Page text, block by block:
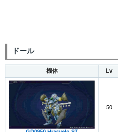
ドール
機体 Lv
50